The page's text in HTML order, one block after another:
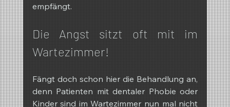
empfängt.
Die Angst sitzt oft mit im
Wartezimmer!
Fängt doch schon hier die Behandlung an,
denn Patienten mit dentaler Phobie oder
Kinder sind im Wartezimmer nun mal nicht